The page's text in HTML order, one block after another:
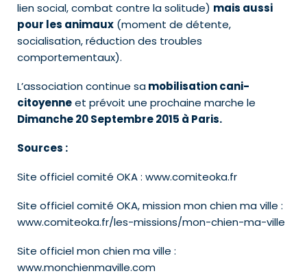
lien social, combat contre la solitude) mais aussi
pour les animaux (moment de détente,
socialisation, réduction des troubles
comportementaux).
L’association continue samobilisation cani-
citoyenneet prévoit une prochaine marche le
Dimanche 20 Septembre 2015 à Paris.
Sources :
Site officiel comité OKA : www.comiteoka.fr
Site officiel comité OKA, mission mon chien ma ville :
www.comiteoka.fr/les-missions/mon-chien-ma-ville
Site officiel mon chien ma ville :
www.monchienmaville.com